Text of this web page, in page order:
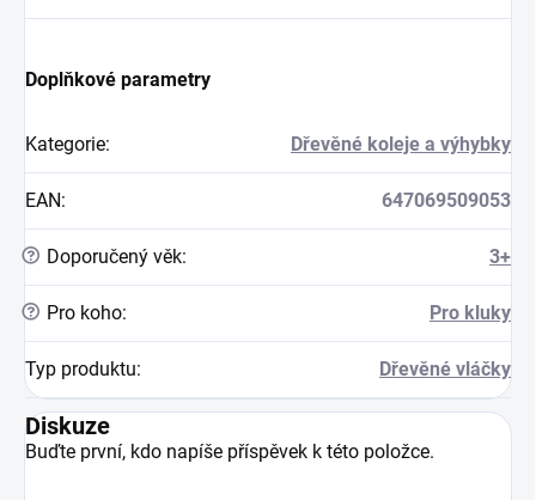
Doplňkové parametry
Kategorie: Dřevěné koleje a výhybky
EAN: 647069509053
? Doporučený věk: 3+
? Pro koho: Pro kluky
Typ produktu: Dřevěné vláčky
Diskuze
Buďte první, kdo napíše příspěvek k této položce.